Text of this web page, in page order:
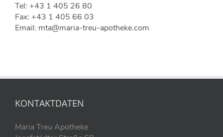
Tel: +43 1 405 26 80
Fax: +43 1 405 66 03
Email: mta@maria-treu-apotheke.com
KONTAKTDATEN
Maria Treu Apotheke